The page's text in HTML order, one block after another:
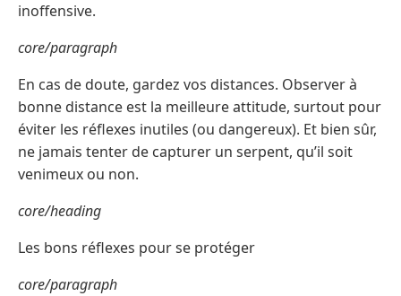
inoffensive.
core/paragraph
En cas de doute, gardez vos distances. Observer à
bonne distance est la meilleure attitude, surtout pour
éviter les réflexes inutiles (ou dangereux). Et bien sûr,
ne jamais tenter de capturer un serpent, qu’il soit
venimeux ou non.
core/heading
Les bons réflexes pour se protéger
core/paragraph